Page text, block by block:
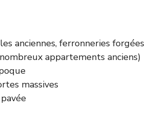
anciennes, ferronneries forgées
appartements anciens)
massives